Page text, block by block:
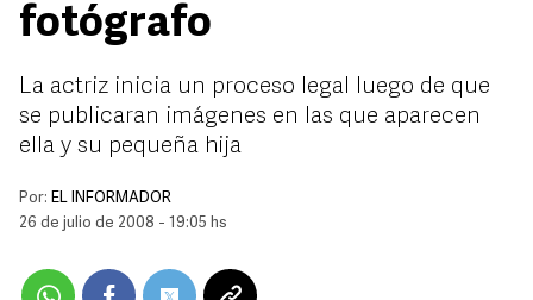
fotógrafo
La actriz inicia un proceso legal luego de que
se publicaran imágenes en las que aparecen
ella y su pequeña hija
Por: EL INFORMADOR
26 de julio de 2008 - 19:05 hs